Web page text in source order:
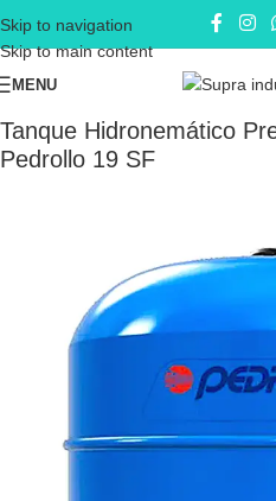
Skip to navigation
Skip to main content
MENU
Inicio Equipos de Presión Tanques
Tanque Hidronemático
Pedrollo 19 SF